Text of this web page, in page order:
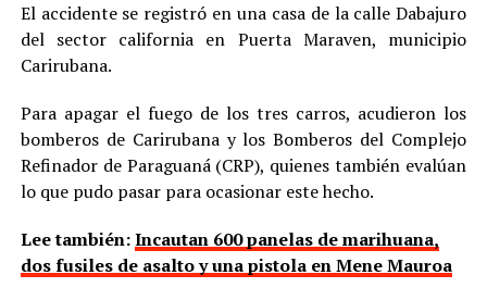
El accidente se registró en una casa de la calle Dabajuro
del sector california en Puerta Maraven, municipio
Carirubana.
Para apagar el fuego de los tres carros, acudieron los
bomberos de Carirubana y los Bomberos del Complejo
Refinador de Paraguaná (CRP), quienes también evalúan
lo que pudo pasar para ocasionar este hecho.
Lee también:Incautan 600 panelas de marihuana,
dos fusiles de asalto y una pistola en Mene Mauroa